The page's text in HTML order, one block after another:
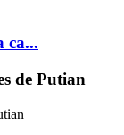
ca...
de Putian